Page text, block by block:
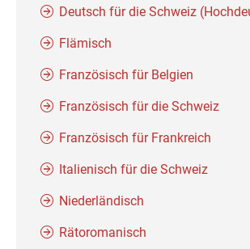
Deutsch für die Schweiz
Flämisch
Französisch für Belgien
Französisch für die Schweiz
Französisch für Frankreich
Italienisch für die Schweiz
Niederländisch
Rätoromanisch